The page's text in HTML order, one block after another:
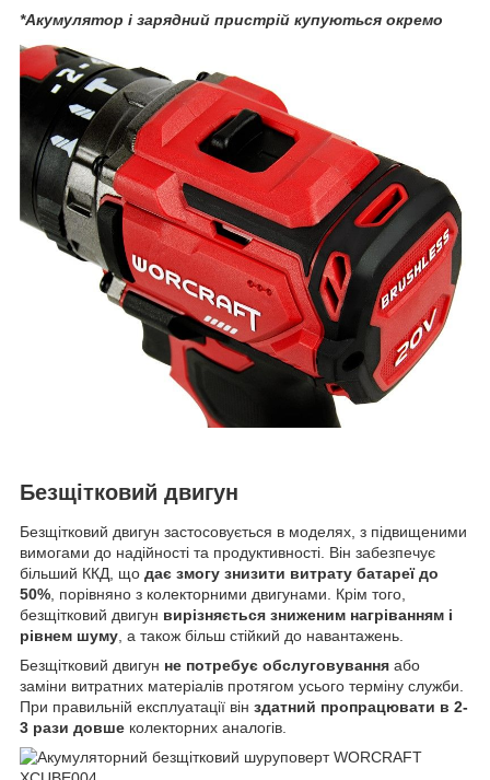
*Акумулятор і зарядний пристрій купуються окремо
Безщітковий двигун
Безщітковий двигун застосовується в моделях, з підвищеними
вимогами до надійності та продуктивності. Він забезпечує
більший ККД, що дає змогу знизити витрату батареї до
50% , порівняно з колекторними двигунами. Крім того,
безщітковий двигун вирізняється зниженим нагріванням і
рівнем шуму , а також більш стійкий до навантажень.
Безщітковий двигун не потребує обслуговування або
заміни витратних матеріалів протягом усього терміну служби.
При правильній експлуатації він здатний пропрацювати в 2-
3 рази довше колекторних аналогів.